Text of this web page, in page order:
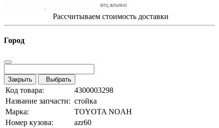
Рассчитываем стоимость доставки
Город
Закрыть Выбрать
Код товара:
4300003298
Название запчасти: стойка
Марка:
TOYOTA NOAH
Номер кузова:
azr60